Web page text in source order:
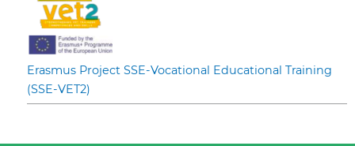
Erasmus Project SSE-Vocational Educational Training
(SSE-VET2)